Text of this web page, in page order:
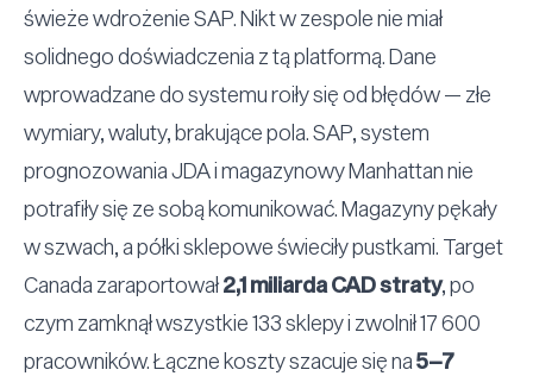
świeże wdrożenie SAP. Nikt w zespole nie miał
solidnego doświadczenia z tą platformą. Dane
wprowadzane do systemu roiły się od błędów — złe
wymiary, waluty, brakujące pola. SAP, system
prognozowania JDA i magazynowy Manhattan nie
potrafiły się ze sobą komunikować. Magazyny pękały
w szwach, a półki sklepowe świeciły pustkami. Target
Canada zaraportował2,1 miliarda CAD straty, po
czym zamknął wszystkie 133 sklepy i zwolnił 17 600
pracowników. Łączne koszty szacuje się na5–7